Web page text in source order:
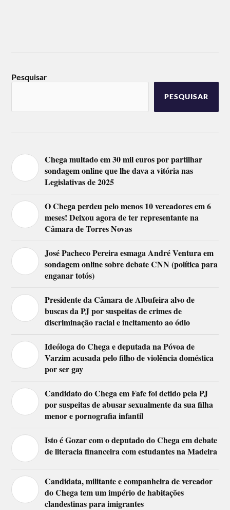
Pesquisar
PESQUISAR
Chega multado em 30 mil euros por partilhar
sondagem online que lhe dava a vitória nas
Legislativas de 2025
O Chega perdeu pelo menos 10 vereadores em 6
meses! Deixou agora de ter representante na
Câmara de Torres Novas
José Pacheco Pereira esmaga André Ventura em
sondagem online sobre debate CNN (política para
enganar totós)
Presidente da Câmara de Albufeira alvo de
buscas da PJ por suspeitas de crimes de
discriminação racial e incitamento ao ódio
Ideóloga do Chega e deputada na Póvoa de
Varzim acusada pelo filho de violência doméstica
por ser gay
Candidato do Chega em Fafe foi detido pela PJ
por suspeitas de abusar sexualmente da sua filha
menor e pornografia infantil
Isto é Gozar com o deputado do Chega em debate
de literacia financeira com estudantes na Madeira
Candidata, militante e companheira de vereador
do Chega tem um império de habitações
clandestinas para imigrantes